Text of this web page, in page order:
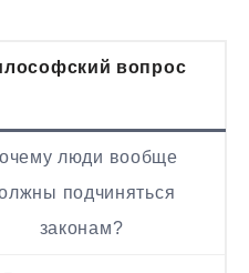
вопрос
люди вообще
подчиняться
законам?